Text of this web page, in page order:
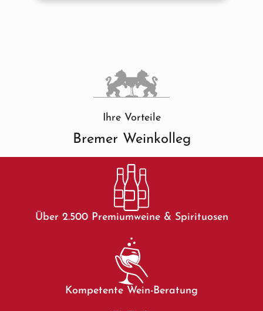
Ihre Vorteile
Bremer Weinkolleg
Über 2.500 Premiumweine & Spirituosen
Kompetente Wein-Beratung